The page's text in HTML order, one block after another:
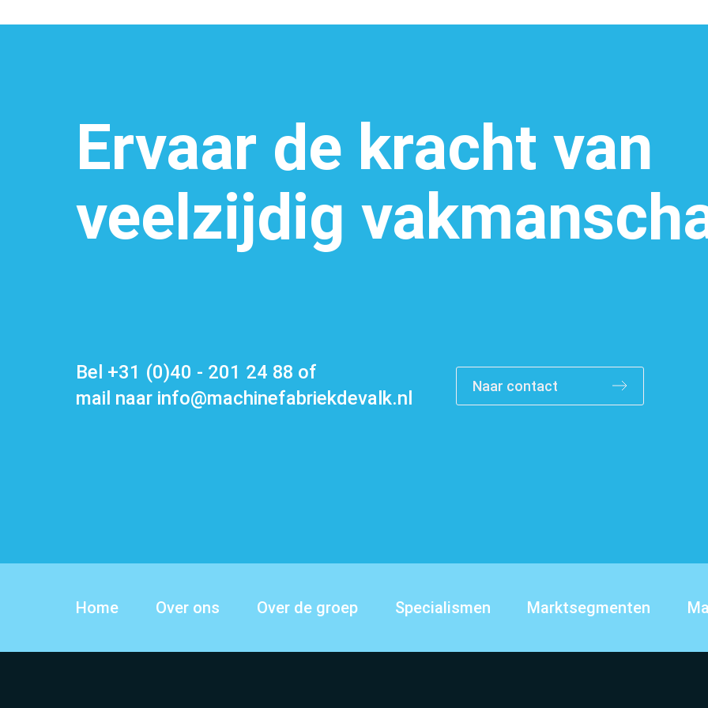
Vacatures
Ervaar de kracht van
veelzijdig
Bel +31 (0)40 - 201 24 88 of
mail naar info@machinefabriekdevalk.nl
Naar contact
Home Over ons Over de groep Specialismen Marktsegmenten